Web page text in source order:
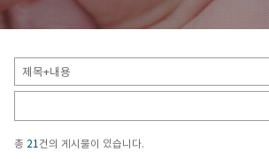
총 21건의 게시물이 있습니다.